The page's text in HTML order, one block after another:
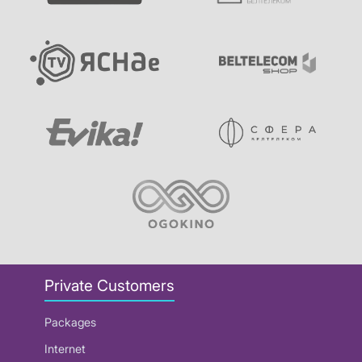
Private Customers
Packages
Internet